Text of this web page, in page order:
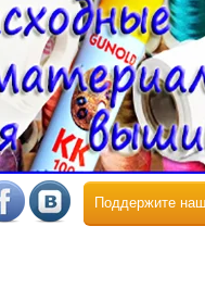
Поддержите